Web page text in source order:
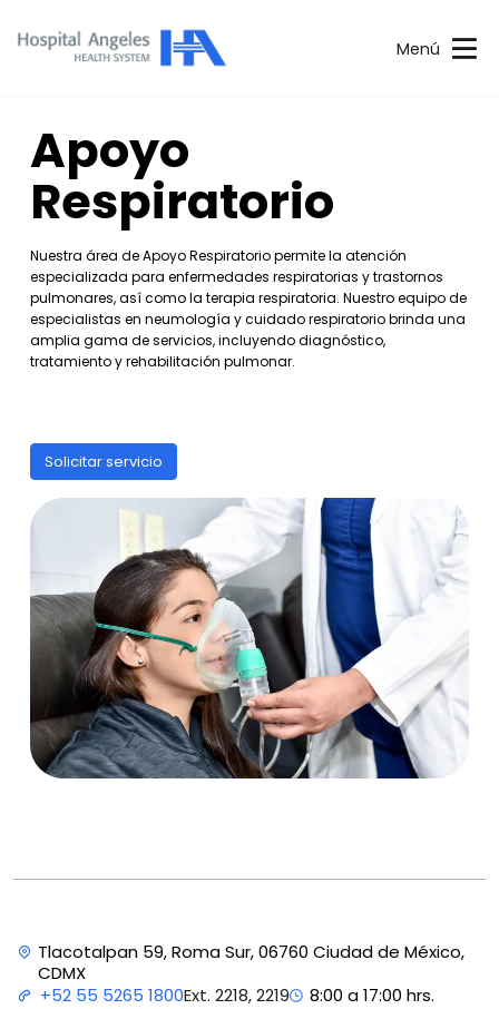
Menú
Apoyo
Respiratorio
Nuestra área de Apoyo Respiratorio permite la atención
especializada para enfermedades respiratorias y trastornos
pulmonares, así como la terapia respiratoria. Nuestro equipo de
especialistas en neumología y cuidado respiratorio brinda una
amplia gama de servicios, incluyendo diagnóstico,
tratamiento y rehabilitación pulmonar.
Solicitar servicio
Tlacotalpan 59, Roma Sur, 06760 Ciudad de México,
CDMX
+52 55 5265 1800Ext. 2218, 2219 8:00 a 17:00 hrs.